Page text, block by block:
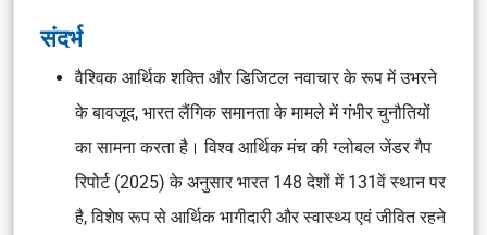
संदर्भ
वैश्विक आर्थिक शक्ति और डिजिटल नवाचार के रूप में उभरने
के बावजूद, भारतलैंगिक समानताके मामले में गंभीर चुनौतियों
का सामना करता है।विश्व आर्थिक मंचकीग्लोबल जेंडर गैप
रिपोर्ट (2025) के अनुसार भारत 148 देशों में 131वेंस्थान पर
है, विशेष रूप से आर्थिक भागीदारी औरस्वास्थ्य एवं जीवित रहने